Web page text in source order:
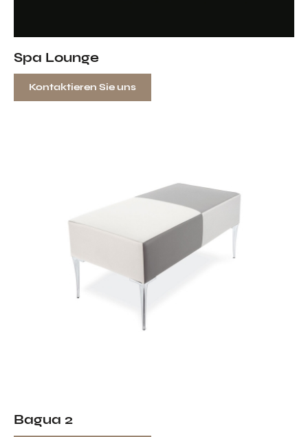
Spa Lounge
Kontaktieren Sie uns
Bagua 2